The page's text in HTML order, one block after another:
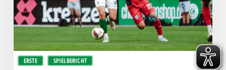
ERSTE SPIELBERICHT
–
Chemie
empfängt
den
Halleschen
FC